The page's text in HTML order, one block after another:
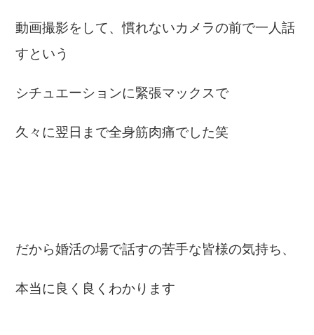
動画撮影をして、慣れないカメラの前で一人話
すという
シチュエーションに緊張マックスで
久々に翌日まで全身筋肉痛でした笑
だから婚活の場で話すの苦手な皆様の気持ち、
本当に良く良くわかります